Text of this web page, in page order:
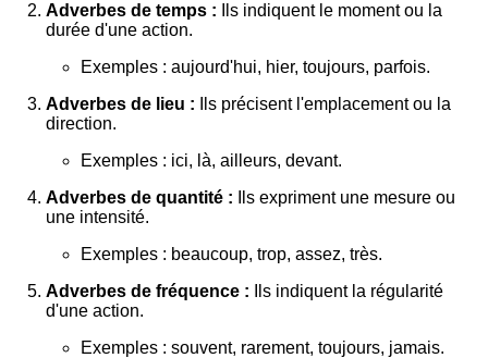
Adverbes de temps : Ils indiquent le moment ou la
durée d'une action.
Exemples : aujourd'hui, hier, toujours, parfois.
Adverbes de lieu : Ils précisent l'emplacement ou la
direction.
Exemples : ici, là, ailleurs, devant.
Adverbes de quantité : Ils expriment une mesure ou
une intensité.
Exemples : beaucoup, trop, assez, très.
Adverbes de fréquence : Ils indiquent la régularité
d'une action.
Exemples : souvent, rarement, toujours, jamais.